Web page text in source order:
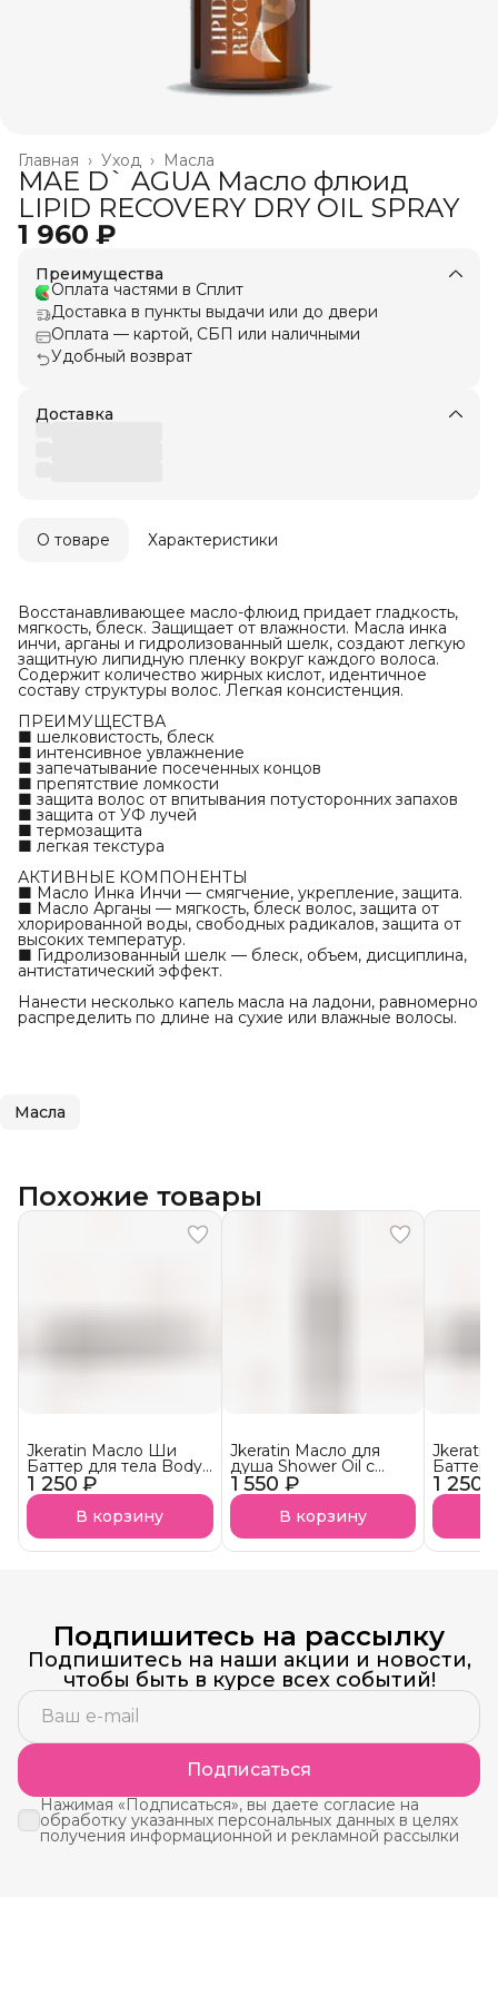
Масла
Уход ›
Главная ›
MAE D` AGUA Масло флюид
LIPID RECOVERY DRY OIL SPRAY
1 960 ₽
Преимущества
Оплата частями в Сплит
Доставка в пункты выдачи или до двери
Оплата — картой, СБП или наличными
Удобный возврат
Доставка
О товаре Характеристики
Восстанавливающее масло-флюид придает гладкость,
мягкость, блеск. Защищает от влажности. Масла инка
инчи, арганы и гидролизованный шелк, создают легкую
защитную липидную пленку вокруг каждого волоса.
Содержит количество жирных кислот, идентичное
составу структуры волос. Легкая консистенция.
ПРЕИМУЩЕСТВА
■ шелковистость, блеск
■ интенсивное увлажнение
■ запечатывание посеченных концов
■ препятствие ломкости
■ защита волос от впитывания потусторонних запахов
■ защита от УФ лучей
■ термозащита
■ легкая текстура
АКТИВНЫЕ КОМПОНЕНТЫ
■ Масло Инка Инчи — смягчение, укрепление, защита.
■ Масло Арганы — мягкость, блеск волос, защита от
хлорированной воды, свободных радикалов, защита от
высоких температур.
■ Гидролизованный шелк — блеск, объем, дисциплина,
антистатический эффект.
Нанести несколько капель масла на ладони, равномерно
распределить по длине на сухие или влажные волосы.
Масла
Похожие товары
1 250 ₽
Jkeratin Масло Ши
Баттер для тела Body
Shea Butter с
ароматом клубничного
десерта СКОРО В
НАЛИЧИИ!
В корзину
1 550 ₽
Jkeratin Масло для
душа Shower Oil с
ароматом La Sultane
СКОРО В НАЛИЧИИ!
В корзину
1 250
Баттер
Shea
Подпишитесь на рассылку
Подпишитесь на наши акции и новости,
чтобы быть в курсе всех событий!
Подписаться
Нажимая «Подписаться», вы даете согласие на
обработку указанных персональных данных в целях
получения информационной и рекламной рассылки